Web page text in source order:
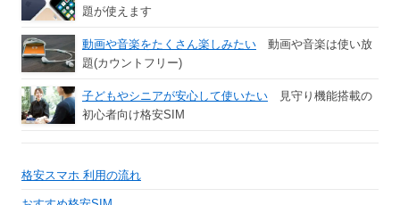
題が使えます
動画や音楽をたくさん楽しみたい 動画や音楽は使い放
題(カウントフリー)
子どもやシニアが安心して使いたい 見守り機能搭載の
初心者向け格安SIM
格安スマホ 利用の流れ